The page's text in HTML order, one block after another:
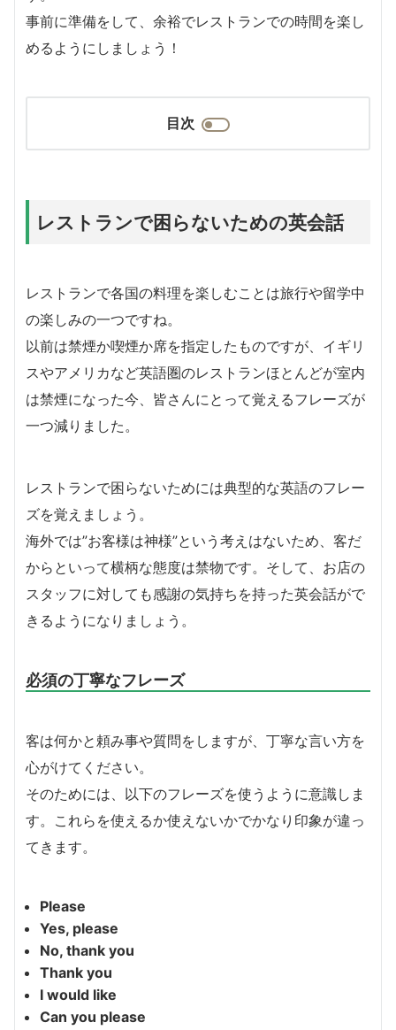
事前に準備をして、余裕でレストランでの時間を楽し
めるようにしましょう！
目次
レストランで困らないための英会話
レストランで各国の料理を楽しむことは旅行や留学中
の楽しみの一つですね。
以前は禁煙か喫煙か席を指定したものですが、イギリ
スやアメリカなど英語圏のレストランほとんどが室内
は禁煙になった今、皆さんにとって覚えるフレーズが
一つ減りました。
レストランで困らないためには典型的な英語のフレー
ズを覚えましょう。
海外では”お客様は神様”という考えはないため、客だ
からといって横柄な態度は禁物です。そして、お店の
スタッフに対しても感謝の気持ちを持った英会話がで
きるようになりましょう。
必須の丁寧なフレーズ
客は何かと頼み事や質問をしますが、丁寧な言い方を
心がけてください。
そのためには、以下のフレーズを使うように意識しま
す。これらを使えるか使えないかでかなり印象が違っ
てきます。
Please
Yes, please
No, thank you
Thank you
I would like
Can you please